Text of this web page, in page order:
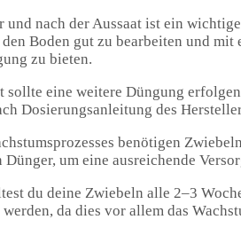
nach der Aussaat ist ein
Boden gut zu bearbeiten und
zu bieten.
sollte eine weitere Düngung
Dosierungsanleitung des
benötigen
Dünger, um eine ausreichende
du deine Zwiebeln alle 2–3
da dies vor allem das